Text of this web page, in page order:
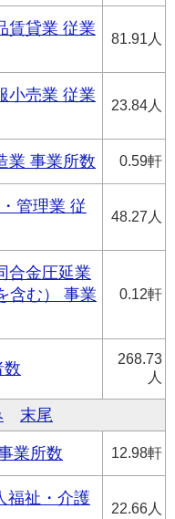
賃貸業 従業
81.91人
小売業 従業
23.84人
業 事業所数 0.59軒
管理業 従
48.27人
合金圧延業
含む） 事業
0.12軒
数
268.73
人
末尾
業所数 12.98軒
福祉・介護
22.66人